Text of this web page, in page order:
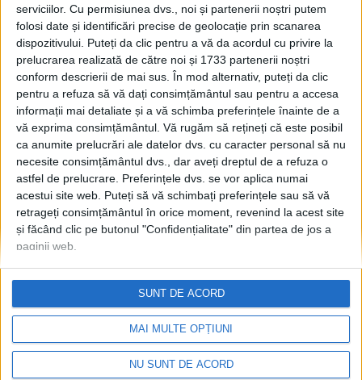
serviciilor. Cu permisiunea dvs., noi și partenerii noștri putem
folosi date și identificări precise de geolocație prin scanarea
dispozitivului. Puteți da clic pentru a vă da acordul cu privire la
prelucrarea realizată de către noi și 1733 partenerii noștri
conform descrierii de mai sus. În mod alternativ, puteți da clic
pentru a refuza să vă dați consimțământul sau pentru a accesa
informații mai detaliate și a vă schimba preferințele înainte de a
vă exprima consimțământul. Vă rugăm să rețineți că este posibil
ca anumite prelucrări ale datelor dvs. cu caracter personal să nu
necesite consimțământul dvs., dar aveți dreptul de a refuza o
astfel de prelucrare. Preferințele dvs. se vor aplica numai
acestui site web. Puteți să vă schimbați preferințele sau să vă
retrageți consimțământul în orice moment, revenind la acest site
și făcând clic pe butonul "Confidențialitate" din partea de jos a
paginii web.
MAI MULTE OPȚIUNI
NU SUNT DE ACORD
SUNT DE ACORD
dintre rezultatele
sondajelor de opinie și cele
de la urne: Sondajele n-au
reușit să surprindă această
creștere (a lui Călin
Georgescu – n.r.) într-un
interval atît de scurt. Adică,
se alerga prea repede și
fotografia a ieșit mișcată, ca
să folosim o metaforă
26 NOIEMBRIE, 2024
TABLETA ZILEI
Autostradă nu facem, dar
comunicarea vă place?